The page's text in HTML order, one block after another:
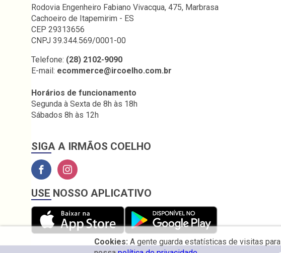
Rodovia Engenheiro Fabiano Vivacqua, 475, Marbrasa
Cachoeiro de Itapemirim - ES
CEP 29313656
CNPJ 39.344.569/0001-00
Telefone: (28) 2102-9090
E-mail: ecommerce@ircoelho.com.br
Horários de funcionamento
Segunda à Sexta de 8h às 18h
Sábados 8h às 12h
SIGA A IRMÃOS COELHO
USE NOSSO APLICATIVO
Cookies: A gente guarda estatísticas de visitas